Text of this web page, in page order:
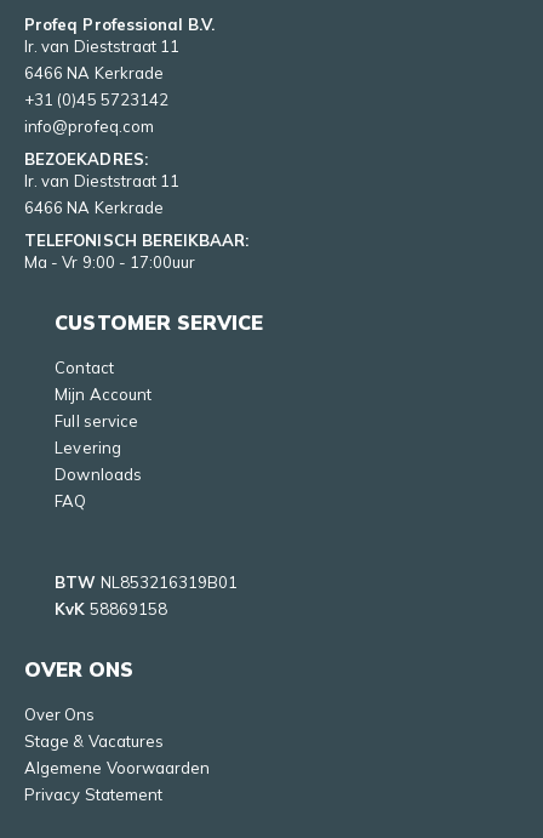
Profeq Professional B.V.
Ir. van Dieststraat 11
6466 NA Kerkrade
+31 (0)45 5723142
info@profeq.com
BEZOEKADRES:
Ir. van Dieststraat 11
6466 NA Kerkrade
TELEFONISCH BEREIKBAAR:
Ma - Vr 9:00 - 17:00uur
CUSTOMER SERVICE
Contact
Mijn Account
Full service
Levering
Downloads
FAQ
BTW NL853216319B01
KvK 58869158
OVER ONS
Over Ons
Stage & Vacatures
Algemene Voorwaarden
Privacy Statement